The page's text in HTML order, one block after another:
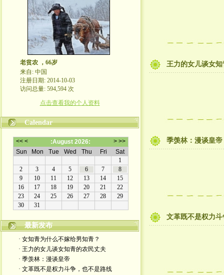
老贫农 ，66岁
来自: 中国
注册日期: 2014-10-03
访问总量: 594,594 次
点击查看我的个人资料
Calendar
最新发布
· 女知青为什么不嫁给男知青？
· 王力的女儿谈女知青的农民丈夫
· 季羡林：漫谈皇帝
· 文革既不是权力斗争，也不是路线
王力的女儿谈女
季羡林：漫谈皇帝
文革既不是权力